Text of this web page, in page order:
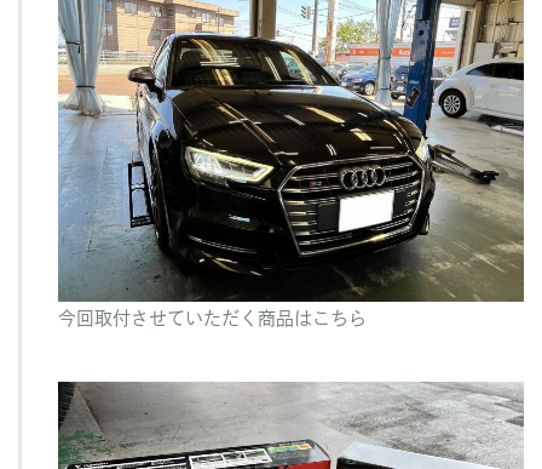
今回取付させていただく商品はこちら